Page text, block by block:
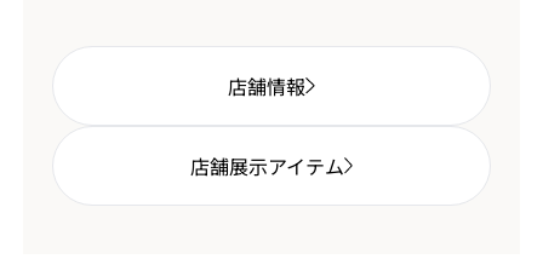
店舗情報
店舗展示アイテム